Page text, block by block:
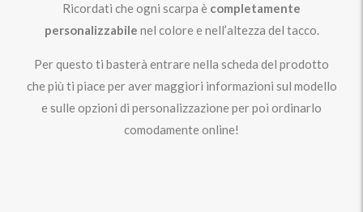
Ricordati che ogni scarpa è completamente
personalizzabile nel colore e nell’altezza del tacco.
Per questo ti basterà entrare nella scheda del prodotto
che più ti piace per aver maggiori informazioni sul modello
e sulle opzioni di personalizzazione per poi ordinarlo
comodamente online!